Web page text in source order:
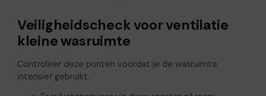
Veiligheidscheck voor ventilatie
kleine wasruimte
Controleer deze punten voordat je de wasruimte
intensief gebruikt.